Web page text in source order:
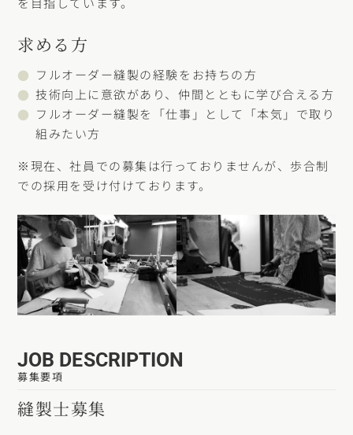
求める方
フルオーダー縫製の経験をお持ちの方
技術向上に意欲があり、仲間とともに学び合える方
フルオーダー縫製を「仕事」として「本気」で取り
組みたい方
※現在、社員での募集は行っておりませんが、歩合制
での採用を受け付けております。
JOB DESCRIPTION
募集要項
縫製士募集